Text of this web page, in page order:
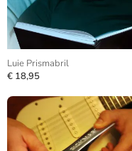
Luie Prismabril
€ 18,95